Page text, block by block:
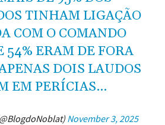
TINHAM LIGAÇÃO
COM O COMANDO
54% ERAM DE FORA
DOIS LAUDOS
EM PERÍCIAS…
November 3, 2025